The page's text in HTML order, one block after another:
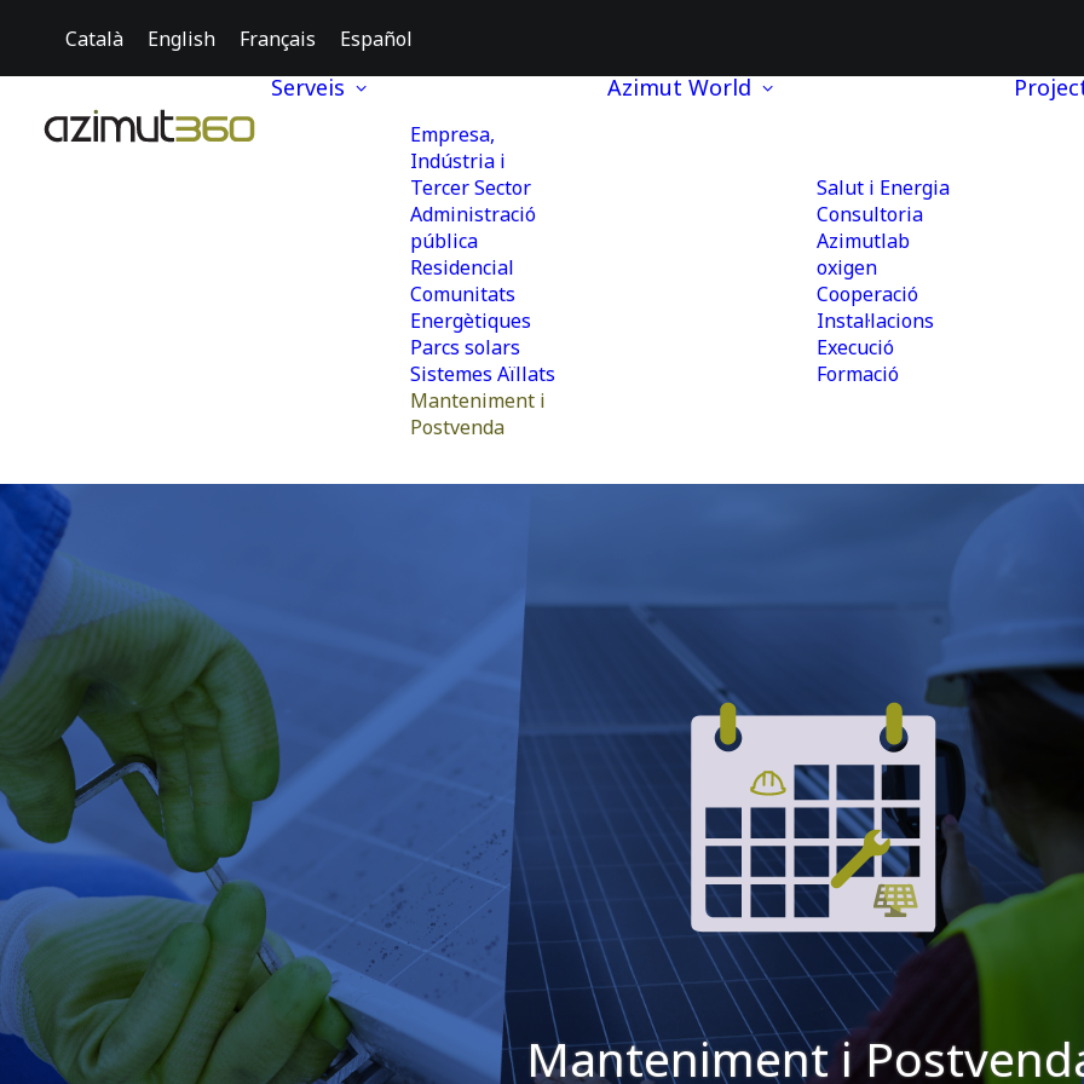
Català English Français Español
Serveis
Empresa,
Indústria i
Tercer Sector
Administració
pública
Residencial
Comunitats
Energètiques
Parcs solars
Sistemes Aïllats
Manteniment i
Postvenda
Azimut World
Salut i Energia
Consultoria
Azimutlab
oxigen
Cooperació
Instal·lacions
Execució
Formació
Manteniment i